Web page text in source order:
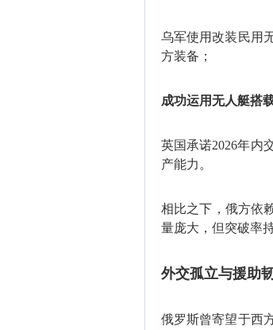
乌军使用改装民用
方装备；
成功运用无人艇搭
英国承诺2026年内
产能力。
相比之下，俄方依
量庞大，但突破率
外交孤立与援助
俄罗斯曾寄望于西